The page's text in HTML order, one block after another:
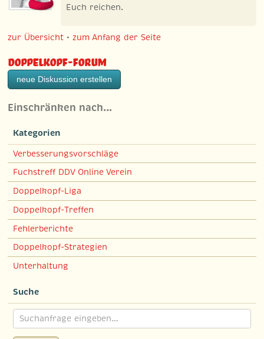
Euch reichen.
zur Übersicht •zum Anfang der Seite
Doppelkopf-Forum
neue Diskussion erstellen
Einschränken nach…
Kategorien
Verbesserungsvorschläge
Fuchstreff DDV Online Verein
Doppelkopf-Liga
Doppelkopf-Treffen
Fehlerberichte
Doppelkopf-Strategien
Unterhaltung
Suche